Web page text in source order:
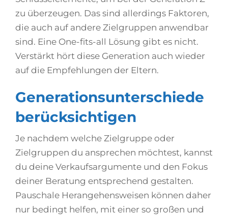
zu überzeugen. Das sind allerdings Faktoren,
die auch auf andere Zielgruppen anwendbar
sind. Eine One-fits-all Lösung gibt es nicht.
Verstärkt hört diese Generation auch wieder
auf die Empfehlungen der Eltern.
Generationsunterschiede
berücksichtigen
Je nachdem welche Zielgruppe oder
Zielgruppen du ansprechen möchtest, kannst
du deine Verkaufsargumente und den Fokus
deiner Beratung entsprechend gestalten.
Pauschale Herangehensweisen können daher
nur bedingt helfen, mit einer so großen und